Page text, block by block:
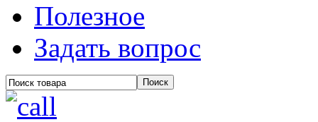
Полезное
Задать вопрос